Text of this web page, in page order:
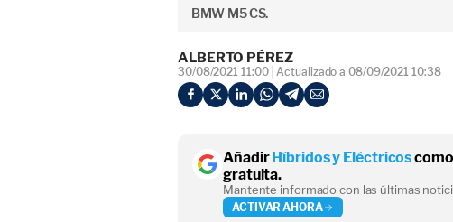
BMW M5 CS.
ALBERTO PÉREZ
30/08/2021 11:00 Actualizado a 08/09/2021 10:38
AñadirHíbridos y Eléctricos
gratuita.
Mantente informado con las últimas
ACTIVAR AHORA